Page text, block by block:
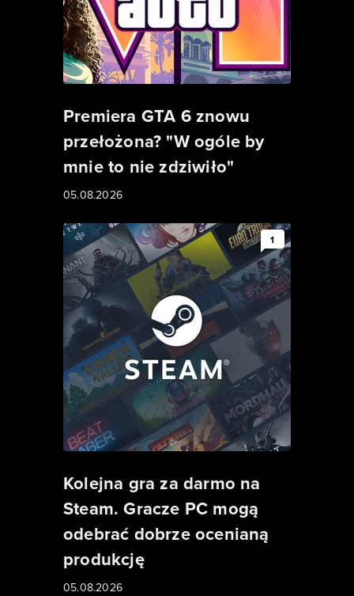
Premiera GTA 6 znowu
przełożona? "W ogóle by
mnie to nie zdziwiło"
05.08.2026
1
Kolejna gra za darmo na
Steam. Gracze PC mogą
odebrać dobrze ocenianą
produkcję
05.08.2026